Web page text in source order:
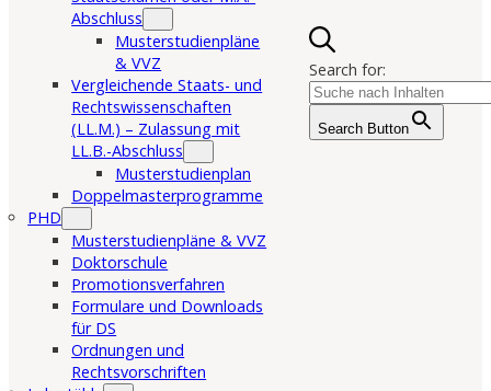
Abschluss
Musterstudienpläne
& VVZ
Vergleichende Staats- und
Rechtswissenschaften
(LL.M.) – Zulassung mit
LL.B.-Abschluss
Musterstudienplan
Doppelmasterprogramme
PHD
Musterstudienpläne & VVZ
Doktorschule
Promotionsverfahren
Formulare und Downloads
für DS
Ordnungen und
Rechtsvorschriften
Search for:
Search Button